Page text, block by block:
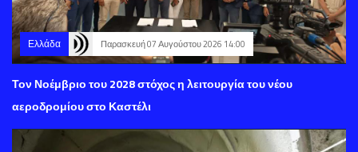
Ελλάδα Παρασκευή 07 Αυγούστου 2026 14:00
Τον Νοέμβριο του 2028 στόχος η λειτουργία του νέου
αεροδρομίου στο Καστέλι